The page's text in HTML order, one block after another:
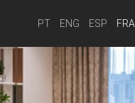
PT ENG ESP FRA